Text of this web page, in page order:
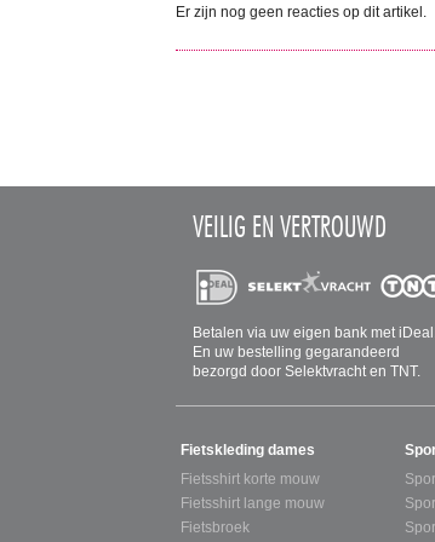
Er zijn nog geen reacties op dit artikel.
VEILIG EN VERTROUWD
Betalen via uw eigen bank met
En uw bestelling gegarandeerd
bezorgd door Selektvracht en TNT.
SITEMAP
Fietskleding dames
Fietsshirt korte mouw
Fietsshirt lange mouw
Fietsbroek